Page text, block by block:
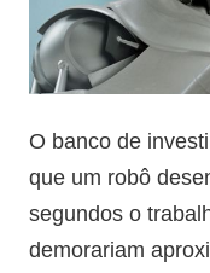
O banco de
que um robô
segundos o
demorariam